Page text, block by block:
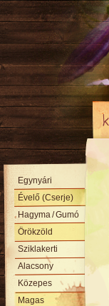
Egynyári
Évelő (Cserje)
Hagyma/ Gumó
Örökzöld
Sziklakerti
Alacsony
Közepes
Magas